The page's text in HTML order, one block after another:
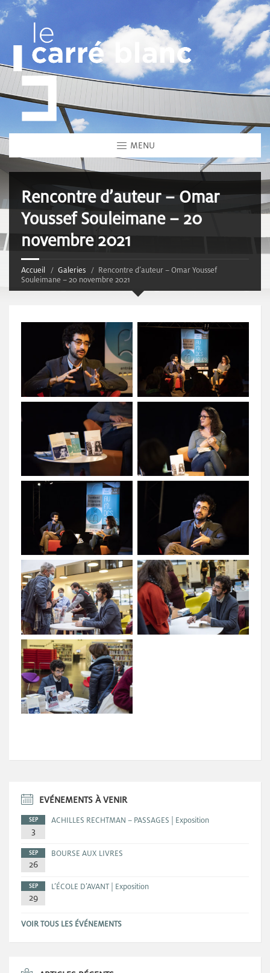
MENU
Rencontre d’auteur – Omar
Youssef Souleimane – 20
novembre 2021
Accueil Galeries
Rencontre d’auteur – Omar Youssef
Souleimane – 20 novembre 2021
EVÉNEMENTS À VENIR
SEP
3
ACHILLES RECHTMAN – PASSAGES | Exposition
SEP
26
BOURSE AUX LIVRES
SEP
29
L’ÉCOLE D’AVANT | Exposition
VOIR TOUS LES ÉVÉNEMENTS